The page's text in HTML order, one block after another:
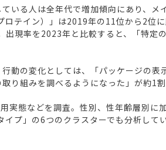
いる人は全年代で増加傾向にあり、メ
テイン）」は2019年の11位から2位
現率を2023年と比較すると、「特定
動の変化としては、「パッケージの表
り組みを調べるようになった」が約1割
態などを調査。性別、性年齢層別に加
プ」の6つのクラスターでも分析し